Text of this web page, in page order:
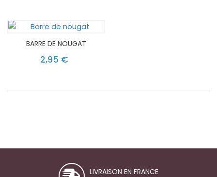
BARRE DE NOUGAT
2,95 €
LIVRAISON EN FRANCE